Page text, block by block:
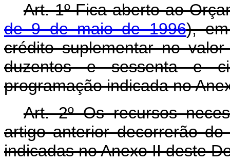
Art. 1º Fica aberto ao
de 9 de maio de 1996),
crédito suplementar no
duzentos e sessenta e
programação indicada no
Art. 2º Os recursos
artigo anterior decorrerão
indicadas no Anexo II deste